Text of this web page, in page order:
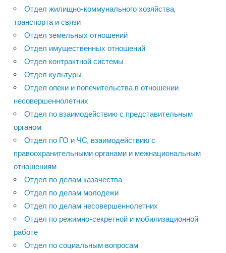
Отдел жилищно-коммунального хозяйства,
транспорта и связи
Отдел земельных отношений
Отдел имущественных отношений
Отдел контрактной системы
Отдел культуры
Отдел опеки и попечительства в отношении
несовершеннолетних
Отдел по взаимодействию с представительным
органом
Отдел по ГО и ЧС, взаимодействию с
правоохранительными органами и межнациональным
отношениям
Отдел по делам казачества
Отдел по делам молодежи
Отдел по делам несовершеннолетних
Отдел по режимно-секретной и мобилизационной
работе
Отдел по социальным вопросам